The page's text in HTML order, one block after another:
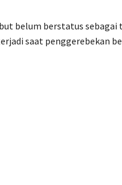
belum berstatus
saat penggerebekan